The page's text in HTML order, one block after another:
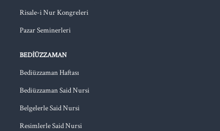
Risale-i Nur Kongreleri
Pazar Seminerleri
BEDIÜZZAMAN
Bediüzzaman Haftası
Bediüzzaman Said Nursi
Belgelerle Said Nursi
Resimlerle Said Nursi